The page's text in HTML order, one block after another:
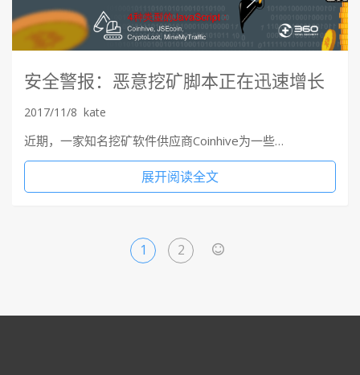
安全警报：恶意挖矿脚本正在迅速增长
2017/11/8 kate
近期，一家知名挖矿软件供应商Coinhive为一些…
展开阅读全文
1 2